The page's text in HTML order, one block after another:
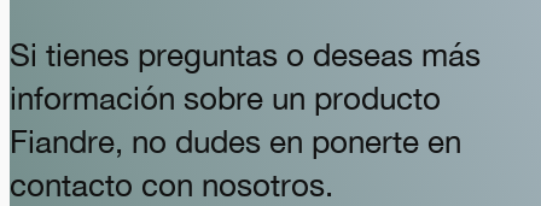
Si tienes preguntas o deseas más
información sobre un producto
Fiandre, no dudes en ponerte en
contacto con nosotros.